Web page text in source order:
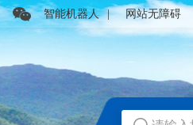
智能机器人 | 网站无障碍